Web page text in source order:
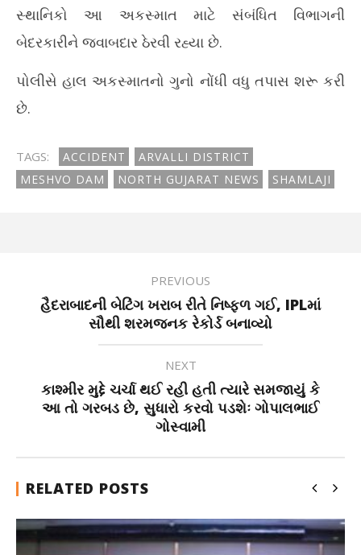
સ્થાનિકો આ અકસ્માત માટે સંબંધિત વિભાગની
બેદરકારીને જવાબદાર ઠેરવી રહ્યા છે.
પોલીસે હાલ અકસ્માતનો ગુનો નોંધી વધુ તપાસ શરૂ કરી
છે.
TAGS: ACCIDENT
ARVALLI DISTRICT
MESHVO DAM
NORTH GUJARAT NEWS SHAMLAJI
PREVIOUS
હૈદરાબાદની બેટિંગ ખરાબ રીતે નિષ્ફળ ગઈ, IPLમાં
સૌથી શરમજનક રેકોર્ડ બનાવ્યો
NEXT
કાશ્મીર મુદ્દે ચર્ચા થઈ રહી હતી ત્યારે સમજાયું કે
આ તો ગરબડ છે, સુધારો કરવો પડશેઃ ગોપાલભાઈ
ગોસ્વામી
RELATED POSTS